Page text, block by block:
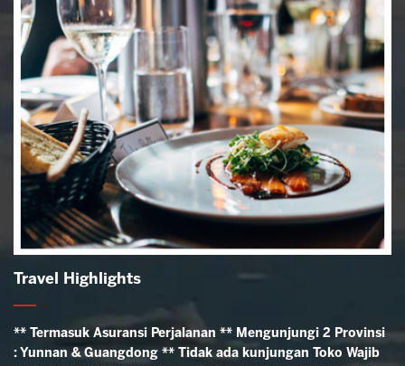
Travel Highlights
** Termasuk Asuransi Perjalanan ** Mengunjungi 2 Provinsi
: Yunnan & Guangdong ** Tidak ada kunjungan Toko Wajib